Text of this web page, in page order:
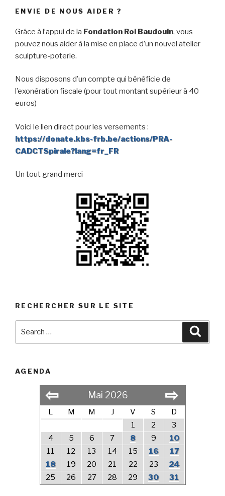
ENVIE DE NOUS AIDER ?
Grâce à l’appui de la Fondation Roi Baudouin, vous
pouvez nous aider à la mise en place d’un nouvel atelier
sculpture-poterie.
Nous disposons d’un compte qui bénéficie de
l’exonération fiscale (pour tout montant supérieur à 40
euros)
Voici le lien direct pour les versements :
https://donate.kbs-frb.be/actions/PRA-
CADCTSpirale?lang=fr_FR
Un tout grand merci
RECHERCHER SUR LE SITE
AGENDA
⇦ Mai 2026 ⇨
L M M J V S
D
1
2
3
4
5 6 7 8 9
10
11
12 13 14 15 16
17
18
19 20 21 22 23
24
25
26 27 28 29 30 31